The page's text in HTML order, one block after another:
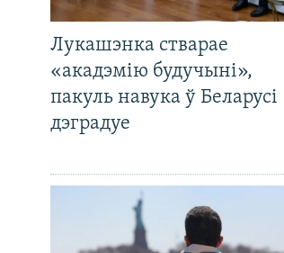
Лукашэнка стварае
«акадэмію будучыні»,
пакуль навука ў Беларусі
дэградуе